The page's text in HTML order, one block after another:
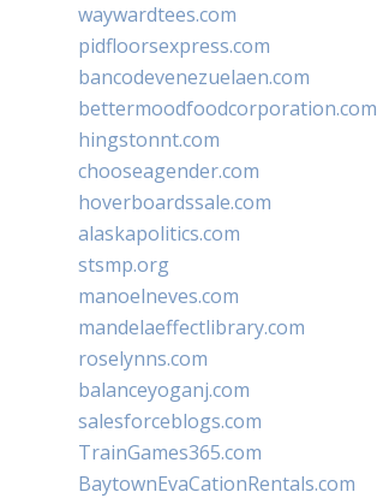
waywardtees.com
pidfloorsexpress.com
bancodevenezuelaen.com
bettermoodfoodcorporation.com
hingstonnt.com
chooseagender.com
hoverboardssale.com
alaskapolitics.com
stsmp.org
manoelneves.com
mandelaeffectlibrary.com
roselynns.com
balanceyoganj.com
salesforceblogs.com
TrainGames365.com
BaytownEvaCationRentals.com